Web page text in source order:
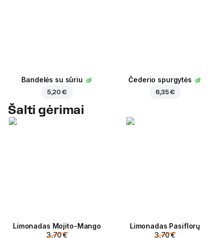
Bandelės su sūriu
5,20 €
Čederio spurgytės
6,35 €
Šalti gėrimai
Limonadas Mojito-Mango
3,70 €
Limonadas Pasiflorų
3,70 €